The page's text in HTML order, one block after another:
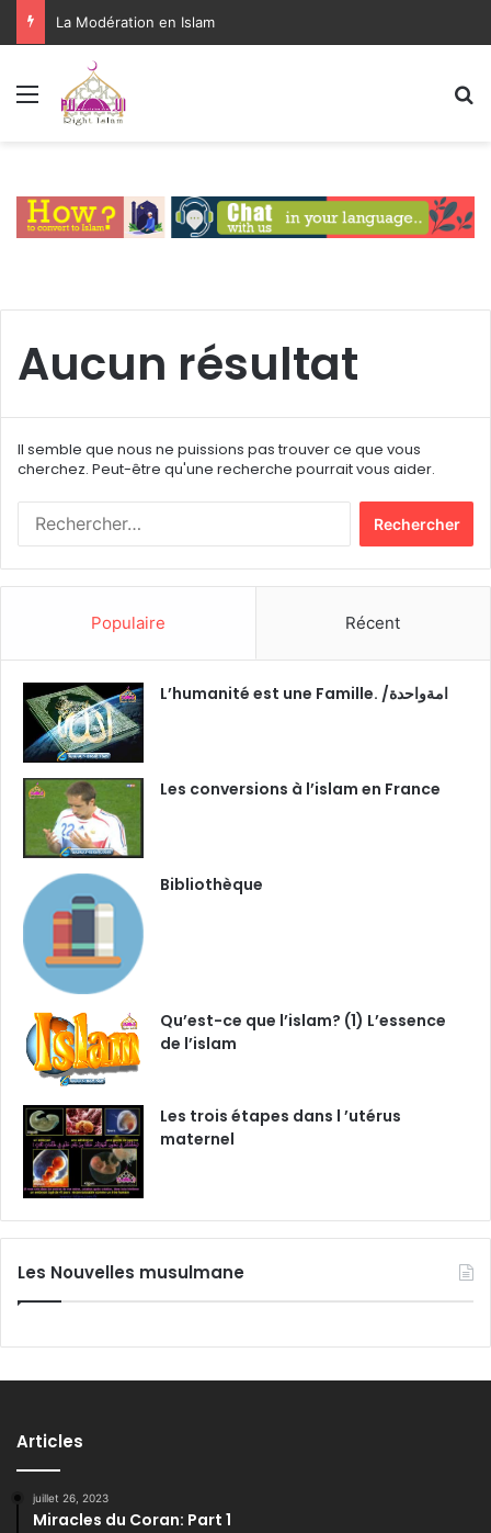
La Modération en Islam
Menu
Aucun résultat
Il semble que nous ne puissions pas trouver ce que vous
cherchez. Peut-être qu'une recherche pourrait vous aider.
r
e
Populaire Récent
L’humanité est une Famille. /امةواحدة
Les conversions à l’islam en France
Bibliothèque
Qu’est-ce que l’islam? (1) L’essence
de l’islam
Les trois étapes dans l ’utérus
maternel
Les Nouvelles musulmane
Articles
juillet 26, 2023
Miracles du Coran: Part 1